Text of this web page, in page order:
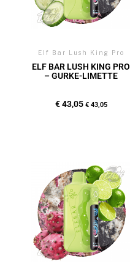
Elf Bar Lush King Pro
ELF BAR LUSH KING PRO
– GURKE-LIMETTE
€43,05 €43,05